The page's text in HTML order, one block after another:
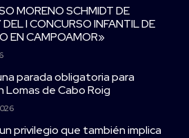
MORENO SCHMIDT DE
I CONCURSO INFANTIL DE
EN CAMPOAMOR»
parada obligatoria para
de Cabo Roig
privilegio que también implica